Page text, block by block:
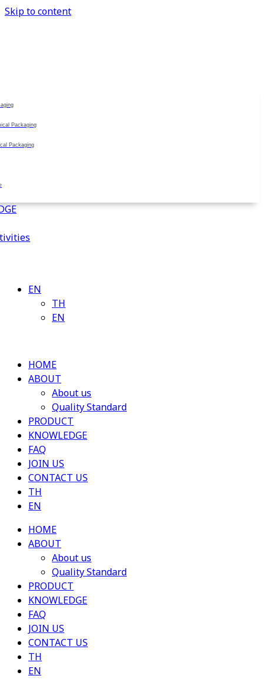
Skip to content
Packaging
Packaging
EN
TH
EN
HOME
ABOUT
About us
Quality Standard
PRODUCT
KNOWLEDGE
FAQ
JOIN US
CONTACT US
TH
EN
HOME
ABOUT
About us
Quality Standard
PRODUCT
KNOWLEDGE
FAQ
JOIN US
CONTACT US
TH
EN